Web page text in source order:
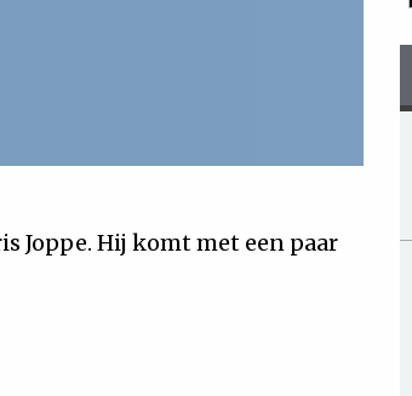
Joppe. Hij komt met een paar